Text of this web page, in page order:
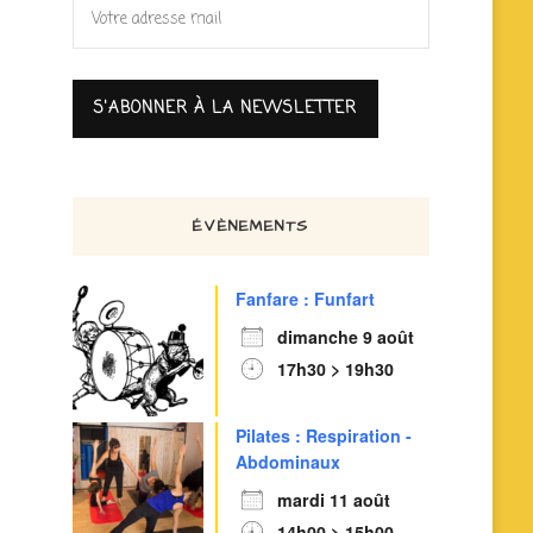
ÉVÈNEMENTS
Fanfare : Funfart
dimanche 9 août
17h30 > 19h30
Pilates : Respiration -
Abdominaux
mardi 11 août